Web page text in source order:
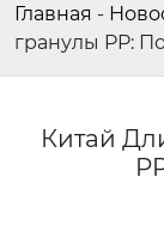
Главная -
гранулы PP:
Китай